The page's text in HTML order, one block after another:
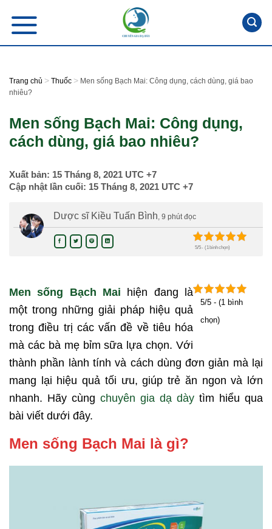
content
Trang chủ > Thuốc > Men sống Bạch Mai: Công dụng, cách dùng, giá bao
nhiêu?
Men sống Bạch Mai: Công dụng,
cách dùng, giá bao nhiêu?
Xuất bản: 15 Tháng 8, 2021 UTC +7
Cập nhật lần cuối: 15 Tháng 8, 2021 UTC +7
Dược sĩ Kiều Tuấn Bình, 9 phút đọc
5/5 - (1 bình chọn)
5/5 - (1 bình
chọn)
Men sống Bạch Mai hiện đang là
một trong những giải pháp hiệu quả
trong điều trị các vấn đề về tiêu hóa
mà các bà mẹ bỉm sữa lựa chọn. Với
thành phần lành tính và cách dùng đơn giản mà lại
mang lại hiệu quả tối ưu, giúp trẻ ăn ngon và lớn
nhanh. Hãy cùng chuyên gia dạ dày tìm hiểu qua
bài viết dưới đây.
Men sống Bạch Mai là gì?